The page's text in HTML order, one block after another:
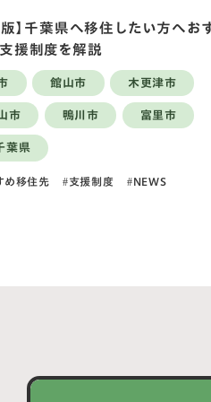
】千葉県へ移住したい方へお
援制度を解説
館山市 木更津市
市 鴨川市 富里市
葉県
め移住先 支援制度 NEWS